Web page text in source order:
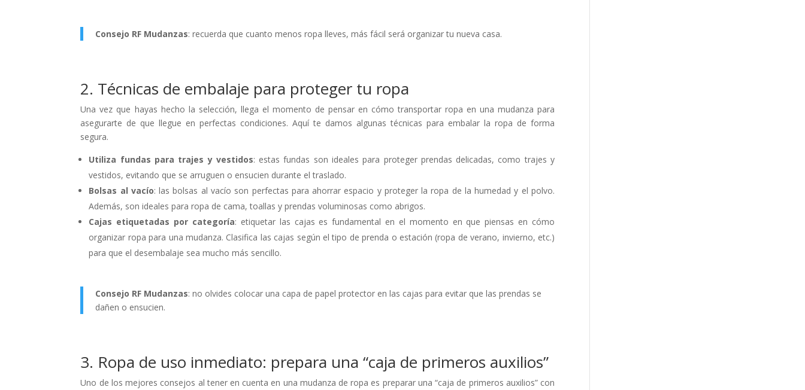
Consejo RF Mudanzas: recuerda que cuanto menos ropa lleves, más fácil será organizar tu nueva casa.
2. Técnicas de embalaje para proteger tu ropa
Una vez que hayas hecho la selección, llega el momento de pensar en cómo transportar ropa en una mudanza para
asegurarte de que llegue en perfectas condiciones. Aquí te damos algunas técnicas para embalar la ropa de forma
segura.
Utiliza fundas para trajes y vestidos: estas fundas son ideales para proteger prendas delicadas, como trajes y
vestidos, evitando que se arruguen o ensucien durante el traslado.
Bolsas al vacío: las bolsas al vacío son perfectas para ahorrar espacio y proteger la ropa de la humedad y el polvo.
Además, son ideales para ropa de cama, toallas y prendas voluminosas como abrigos.
Cajas etiquetadas por categoría: etiquetar las cajas es fundamental en el momento en que piensas en cómo
organizar ropa para una mudanza. Clasifica las cajas según el tipo de prenda o estación (ropa de verano, invierno, etc.)
para que el desembalaje sea mucho más sencillo.
Consejo RF Mudanzas: no olvides colocar una capa de papel protector en las cajas para evitar que las prendas se
dañen o ensucien.
3. Ropa de uso inmediato: prepara una “caja de primeros auxilios”
Uno de los mejores consejos al tener en cuenta en una mudanza de ropa es preparar una “caja de primeros auxilios” con